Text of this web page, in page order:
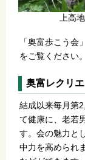
上高
「奥富歩こう会
をご覧ください。
奥富レクリ
結成以来毎月第
て健康に、老若
す。会の魅力と
中力を高められ